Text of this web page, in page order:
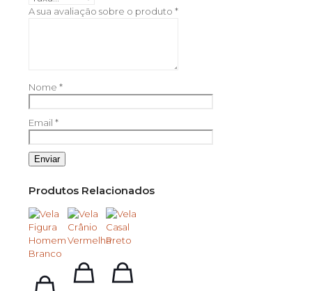
A sua avaliação sobre o produto *
Nome *
Email *
Produtos Relacionados